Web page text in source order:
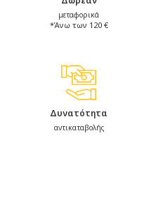
μεταφορικά
*Άνω των 120 €
Δυνατότητα
αντικαταβολής